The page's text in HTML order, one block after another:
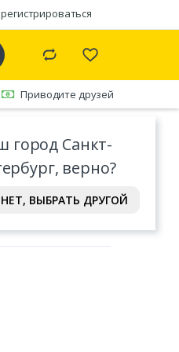
город Санкт-
верно?
НЕТ, ВЫБРАТЬ ДРУГОЙ
Приводите друзей
(12х12х9